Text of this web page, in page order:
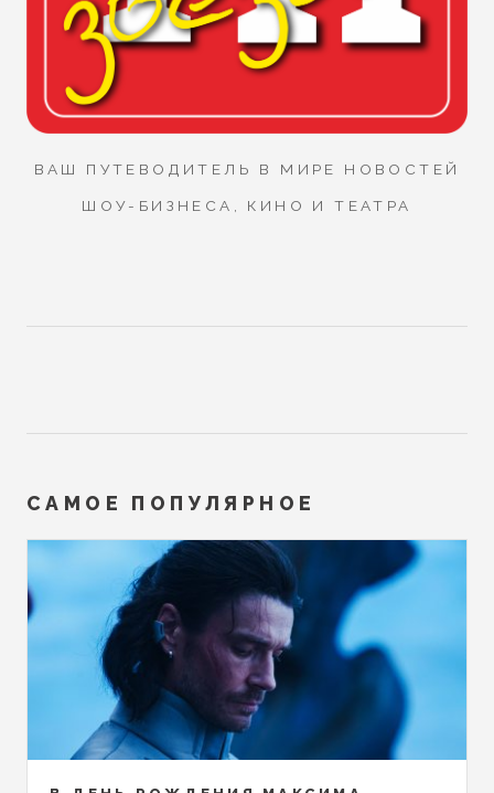
ВАШ ПУТЕВОДИТЕЛЬ В МИРЕ НОВОСТЕЙ
ШОУ-БИЗНЕСА, КИНО И ТЕАТРА
САМОЕ ПОПУЛЯРНОЕ